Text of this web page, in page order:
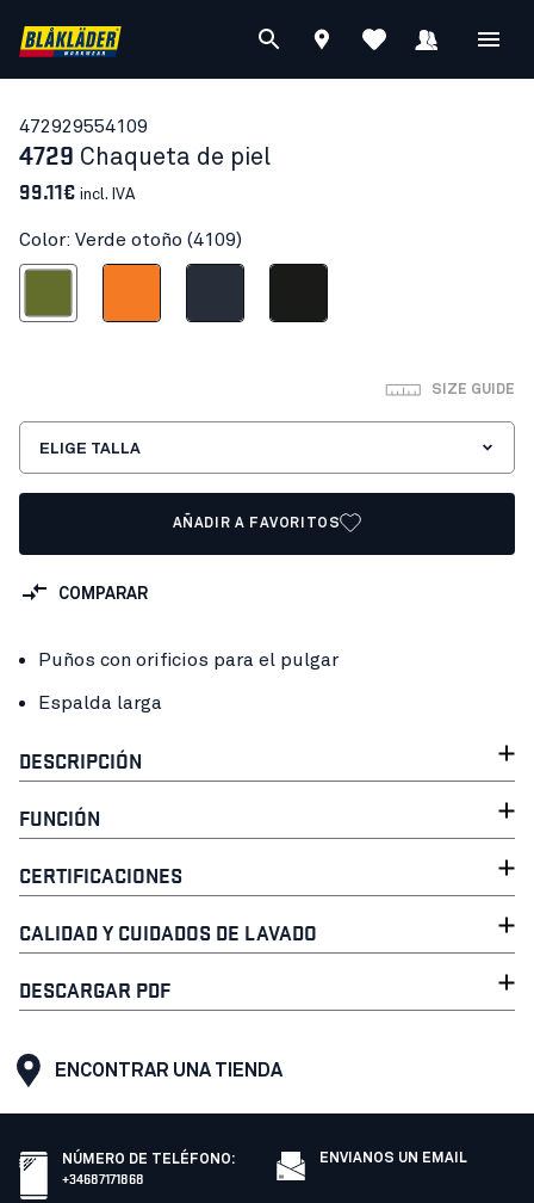
472929554109
4729 Chaqueta de piel
99.11€ incl. IVA
Color: Verde otoño (4109)
SIZE GUIDE
ELIGE TALLA
AÑADIR A FAVORITOS
COMPARAR
Puños con orificios para el pulgar
Espalda larga
DESCRIPCIÓN
FUNCIÓN
CERTIFICACIONES
CALIDAD Y CUIDADOS DE LAVADO
DESCARGAR PDF
ENCONTRAR UNA TIENDA
NÚMERO DE TELÉFONO:
+34687171868
ENVIANOS UN EMAIL